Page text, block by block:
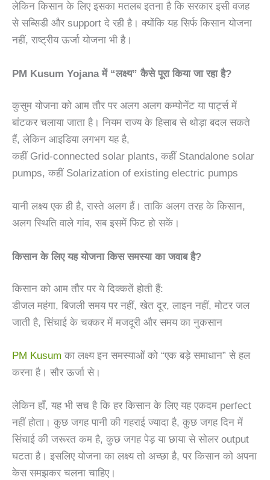
लेकिन किसान के लिए इसका मतलब इतना है कि सरकार इसी वजह
से सब्सिडी और support दे रही है। क्योंकि यह सिर्फ किसान योजना
नहीं, राष्ट्रीय ऊर्जा योजना भी है।
PM Kusum Yojana में “लक्ष्य” कैसे पूरा किया जा रहा है?
कुसुम योजना को आम तौर पर अलग अलग कम्पोनेंट या पार्ट्स में
बांटकर चलाया जाता है। नियम राज्य के हिसाब से थोड़ा बदल सकते
हैं, लेकिन आइडिया लगभग यह है,
कहीं Grid-connected solar plants, कहीं Standalone solar
pumps, कहीं Solarization of existing electric pumps
यानी लक्ष्य एक ही है, रास्ते अलग हैं। ताकि अलग तरह के किसान,
अलग स्थिति वाले गांव, सब इसमें फिट हो सकें।
किसान के लिए यह योजना किस समस्या का जवाब है?
किसान को आम तौर पर ये दिक्कतें होती हैं:
डीजल महंगा, बिजली समय पर नहीं, खेत दूर, लाइन नहीं, मोटर जल
जाती है, सिंचाई के चक्कर में मजदूरी और समय का नुकसान
PM Kusum का लक्ष्य इन समस्याओं को “एक बड़े समाधान” से हल
करना है। सौर ऊर्जा से।
लेकिन हाँ, यह भी सच है कि हर किसान के लिए यह एकदम perfect
नहीं होता। कुछ जगह पानी की गहराई ज्यादा है, कुछ जगह दिन में
सिंचाई की जरूरत कम है, कुछ जगह पेड़ या छाया से सोलर output
घटता है। इसलिए योजना का लक्ष्य तो अच्छा है, पर किसान को अपना
केस समझकर चलना चाहिए।